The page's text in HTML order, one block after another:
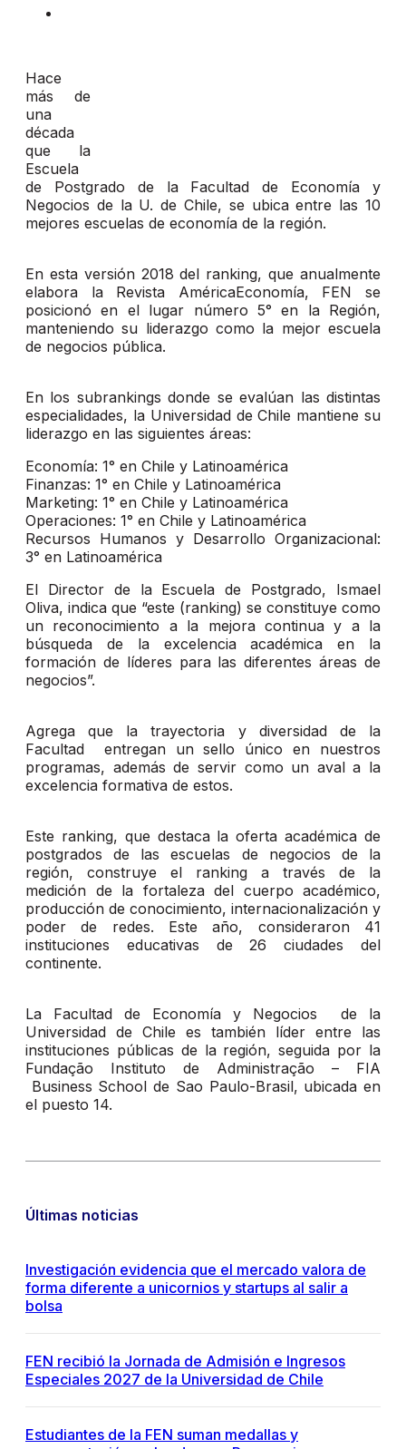
Hace
más de
una
década
que la
Escuela
de Postgrado de la Facultad de Economía y
Negocios de la U. de Chile, se ubica entre las 10
mejores escuelas de economía de la región.
En esta versión 2018 del ranking, que anualmente
elabora la Revista AméricaEconomía, FEN se
posicionó en el lugar número 5° en la Región,
manteniendo su liderazgo como la mejor escuela
de negocios pública.
En los subrankings donde se evalúan las distintas
especialidades, la Universidad de Chile mantiene su
liderazgo en las siguientes áreas:
Economía: 1° en Chile y Latinoamérica
Finanzas: 1° en Chile y Latinoamérica
Marketing: 1° en Chile y Latinoamérica
Operaciones: 1° en Chile y Latinoamérica
Recursos Humanos y Desarrollo Organizacional:
3° en Latinoamérica
El Director de la Escuela de Postgrado, Ismael
Oliva, indica que “este (ranking) se constituye como
un reconocimiento a la mejora continua y a la
búsqueda de la excelencia académica en la
formación de líderes para las diferentes áreas de
negocios”.
Agrega que la trayectoria y diversidad de la
Facultad entregan un sello único en nuestros
programas, además de servir como un aval a la
excelencia formativa de estos.
Este ranking, que destaca la oferta académica de
postgrados de las escuelas de negocios de la
región, construye el ranking a través de la
medición de la fortaleza del cuerpo académico,
producción de conocimiento, internacionalización y
poder de redes. Este año, consideraron 41
instituciones educativas de 26 ciudades del
continente.
La Facultad de Economía y Negocios de la
Universidad de Chile es también líder entre las
instituciones públicas de la región, seguida por la
Fundação Instituto de Administração – FIA
Business School de Sao Paulo-Brasil, ubicada en
el puesto 14.
Últimas noticias
Investigación evidencia que el mercado valora de
forma diferente a unicornios y startups al salir a
bolsa
FEN recibió la Jornada de Admisión e Ingresos
Especiales 2027 de la Universidad de Chile
Estudiantes de la FEN suman medallas y